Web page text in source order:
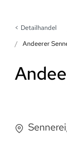
Detailhandel
Andeerer